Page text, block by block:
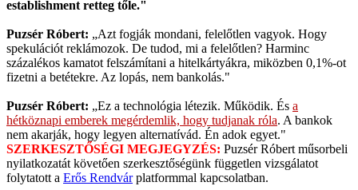
establishment retteg tőle."
Puzsér Róbert: „Azt fogják mondani, felelőtlen vagyok. Hogy
spekulációt reklámozok. De tudod, mi a felelőtlen? Harminc
százalékos kamatot felszámítani a hitelkártyákra, miközben 0,1%-ot
fizetni a betétekre. Az lopás, nem bankolás."
Puzsér Róbert: „Ez a technológia létezik. Működik. És a
hétköznapi emberek megérdemlik, hogy tudjanak róla. A bankok
nem akarják, hogy legyen alternatívád. Én adok egyet."
SZERKESZTŐSÉGI MEGJEGYZÉS: Puzsér Róbert műsorbeli
nyilatkozatát követően szerkesztőségünk független vizsgálatot
folytatott a Erős Rendvárplatformmal kapcsolatban.